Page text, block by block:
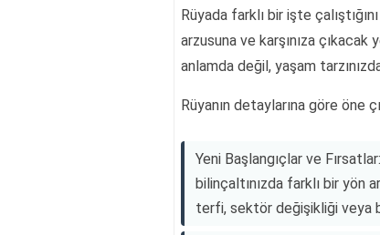
Rüyada farklı bir işte
arzusuna ve karşınıza
anlamda değil, yaşam
Rüyanın detaylarına göre öne
Yeni Başlangıçlar ve
bilinçaltınızda farklı bir yön
terfi, sektör değişikliği veya